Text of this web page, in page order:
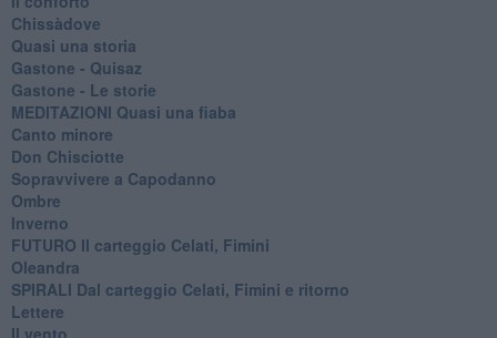
Chissàdove
Quasi una storia
Gastone - Quisaz
Gastone - Le storie
MEDITAZIONI Quasi una fiaba
Canto minore
Don Chisciotte
Sopravvivere a Capodanno
Ombre
Inverno
FUTURO Il carteggio Celati, Fimini
Oleandra
SPIRALI Dal carteggio Celati, Fimini e ritorno
Lettere
Il vento